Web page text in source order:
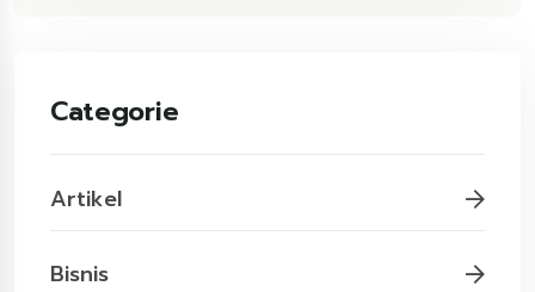
Categorie
Artikel
Bisnis